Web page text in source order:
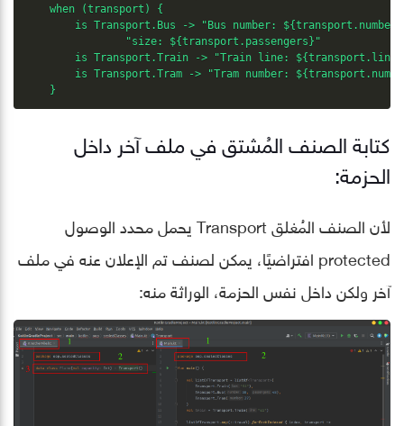
    when (transport) {
is Transport.Bus -> "Bus number:
                "size: ${transport.passengers}"
is Transport.Train -> "Train line:
is Transport.Tram -> "Tram number:
    }
كتابة الصنف المُشتق في ملف آخر داخل
الحزمة:
لأن الصنف المُغلق Transport يحمل محدد الوصول
protected افتراضيًا، يمكن لصنف تم الإعلان عنه في ملف
آخر ولكن داخل نفس الحزمة، الوراثة منه: